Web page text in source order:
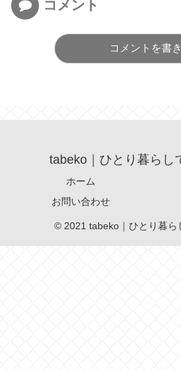
コメント
コメントを書
tabeko｜ひとり暮らし
ホーム
お問い合わせ
© 2021 tabeko｜ひとり暮ら